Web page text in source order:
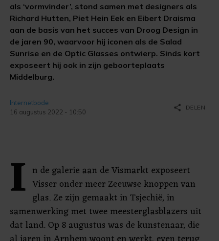
als ‘vormvinder’, stond samen met designers als
Richard Hutten, Piet Hein Eek en Eibert Draisma
aan de basis van het succes van Droog Design in
de jaren 90, waarvoor hij iconen als de Salad
Sunrise en de Optic Glasses ontwierp. Sinds kort
exposeert hij ook in zijn geboorteplaats
Middelburg.
Internetbode
16 augustus 2022 - 10:50
share DELEN
I n de galerie aan de Vismarkt exposeert
Visser onder meer Zeeuwse knoppen van
glas. Ze zijn gemaakt in Tsjechië, in
samenwerking met twee meesterglasblazers uit
dat land. Op 8 augustus was de kunstenaar, die